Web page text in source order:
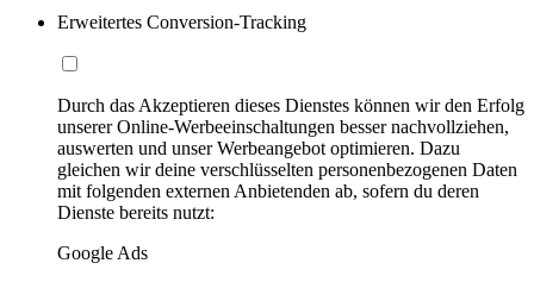
Erweitertes Conversion-Tracking
Durch das Akzeptieren dieses Dienstes können wir den Erfolg
unserer Online-Werbeeinschaltungen besser nachvollziehen,
auswerten und unser Werbeangebot optimieren. Dazu
gleichen wir deine verschlüsselten personenbezogenen Daten
mit folgenden externen Anbietenden ab, sofern du deren
Dienste bereits nutzt:
Google Ads